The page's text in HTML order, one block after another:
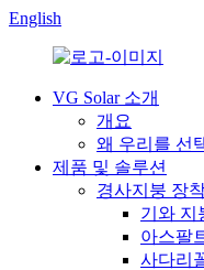
English
VG Solar 소개
개요
왜 우리를 선
제품 및 솔루션
경사지붕 장
기와 지
아스팔
사다리